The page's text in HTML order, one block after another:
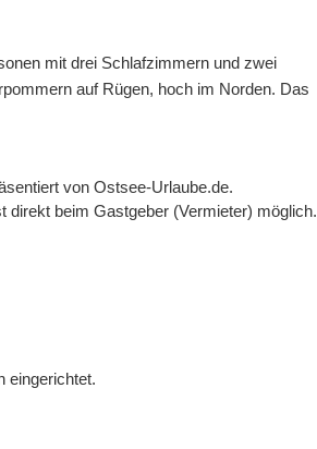
mit drei Schlafzimmern und zwei
auf Rügen, hoch im Norden. Das
von Ostsee-Urlaube.de.
direkt beim Gastgeber (Vermieter) möglich.
eingerichtet.